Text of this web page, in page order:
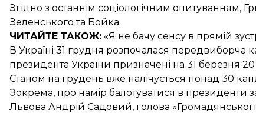
Згідно з останнім соціологічним опитуванням,
Зеленського та Бойка.
ЧИТАЙТЕ ТАКОЖ: «Я не бачу сенсу в прямій
В Україні 31 грудня розпочалася передвиборча
президента України призначені на 31 березня
Станом на грудень вже налічується понад 30
Зокрема, про намір балотуватися в президенти
Львова Андрій Садовий, голова